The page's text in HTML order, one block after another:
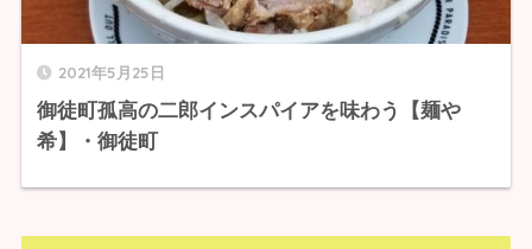
2021年5月25日
御徒町孤高の二郎インスパイアを味わう【麺や
希】・御徒町